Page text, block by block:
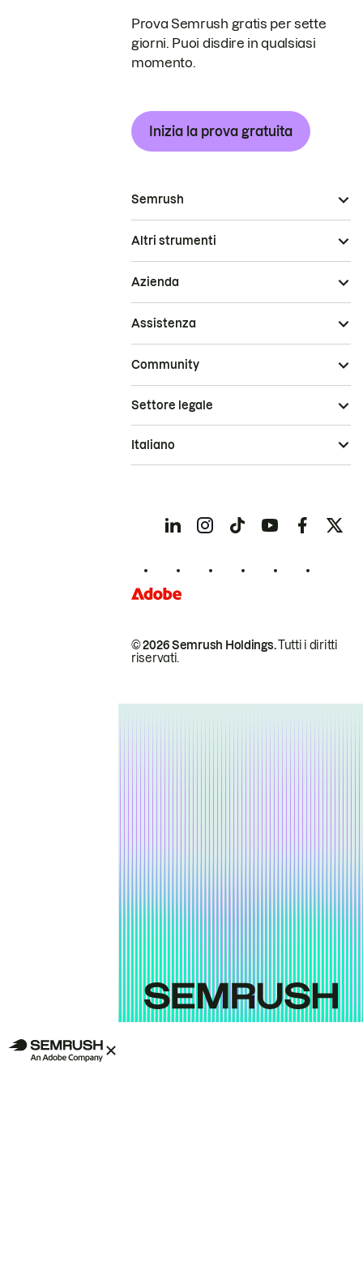
Prova Semrush gratis per sette
giorni. Puoi disdire in qualsiasi
momento.
Inizia la prova gratuita
Semrush
Altri strumenti
Azienda
Assistenza
Community
© 2026 Semrush Holdings.Tutti i diritti
riservati.
Settore legale
Italiano